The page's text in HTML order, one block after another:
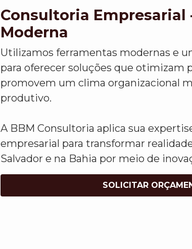
Consultoria Empresarial
Moderna
Utilizamos ferramentas modernas e
para oferecer soluções que otimizam
promovem um clima organizacional
produtivo.
A BBM Consultoria aplica sua
empresarial para transformar
Salvador e na Bahia por meio de
SOLICITAR